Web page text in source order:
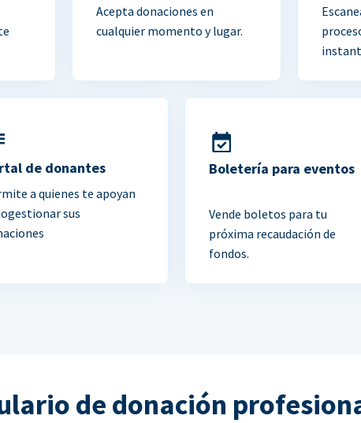
Acepta donaciones en
cualquier momento y lugar.
de donantes
a quienes te apoyan
sus
Boletería para eventos
Vende boletos para tu
próxima recaudación de
fondos.
de donación